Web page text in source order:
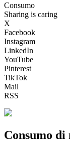
Consumo
Sharing is caring
X
Facebook
Instagram
LinkedIn
YouTube
Pinterest
TikTok
Mail
RSS
Consumo di